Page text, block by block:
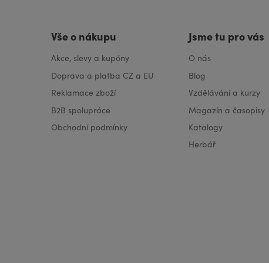
Vše o nákupu
Akce, slevy a kupóny
Doprava a platba CZ a EU
Reklamace zboží
B2B spolupráce
Obchodní podmínky
Jsme tu pro vás
O nás
Blog
Vzdělávání a kurzy
Magazín a časopisy
Katalogy
Herbář